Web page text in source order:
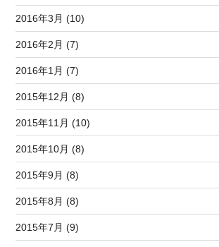
2016年3月 (10)
2016年2月 (7)
2016年1月 (7)
2015年12月 (8)
2015年11月 (10)
2015年10月 (8)
2015年9月 (8)
2015年8月 (8)
2015年7月 (9)